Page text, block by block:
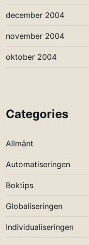
december 2004
november 2004
oktober 2004
Categories
Allmänt
Automatiseringen
Boktips
Globaliseringen
Individualiseringen